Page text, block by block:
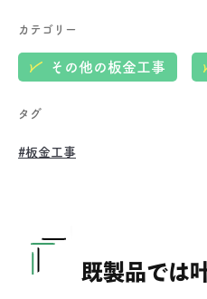
カテゴリー
その他の板金工事
タグ
#板金工事
既製品では